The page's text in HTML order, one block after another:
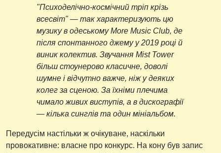
"Психоделічно-космічний тріп крізь
всесвіт" — так характеризують цю
музику в одеському More Music Club, де
після спонтанного джему у 2019 році й
виник колектив. Звучання Mist Tower
більш стоунерово класичне, доволі
шумне і відчутно важче, ніж у деяких
колег за сценою. За їхніми плечима
чимало живих виступів, а в дискографії
— кілька синглів та один мініальбом.
Передусім настільки ж очікуване, наскільки
провокативне: власне про конкурс. На кону був запис